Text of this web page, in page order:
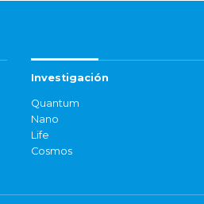
Investigación
Quantum
Nano
Life
Cosmos